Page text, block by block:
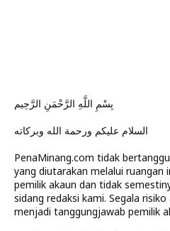
بِسْمِ اللَّهِ الرَّحْمَنِ الرَّحِيم
السلام عليكم ورحمة الله وبركاته
PenaMinang.com tidak
yang diutarakan melalui ruangan
pemilik akaun dan tidak
sidang redaksi kami. Segala
menjadi tanggungjawab pemilik